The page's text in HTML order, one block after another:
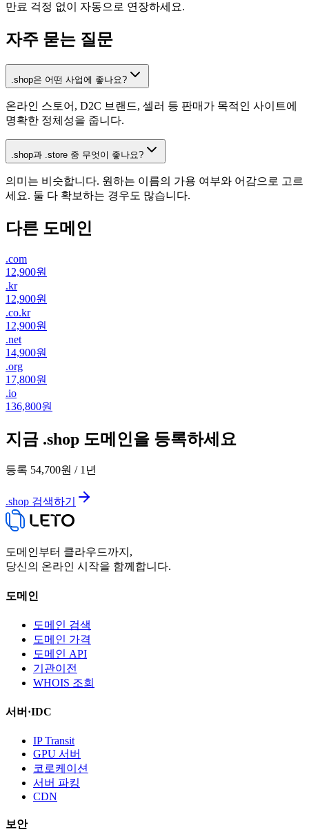
만료 걱정 없이 자동으로 연장하세요.
자주 묻는 질문
.shop은 어떤 사업에 좋나요?
온라인 스토어, D2C 브랜드, 셀러 등 판매가 목적인 사이트에
명확한 정체성을 줍니다.
.shop과 .store 중 무엇이 좋나요?
의미는 비슷합니다. 원하는 이름의 가용 여부와 어감으로 고르
세요. 둘 다 확보하는 경우도 많습니다.
다른 도메인
.com
12,900원
.kr
12,900원
.co.kr
12,900원
.net
14,900원
.org
17,800원
.io
136,800원
지금 .shop 도메인을 등록하세요
등록 54,700원 / 1년
.shop 검색하기
도메인부터 클라우드까지,
당신의 온라인 시작을 함께합니다.
도메인
도메인 검색
도메인 가격
도메인 API
기관이전
WHOIS 조회
서버·IDC
IP Transit
GPU 서버
코로케이션
서버 파킹
CDN
보안